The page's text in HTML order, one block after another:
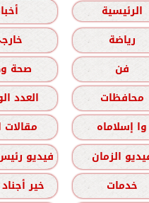
الرئيسية
رياضة
فن
صحة
محافظات
العدد
وا إسلاماه
مقالات
الزمان
فيديو
خدمات
خير